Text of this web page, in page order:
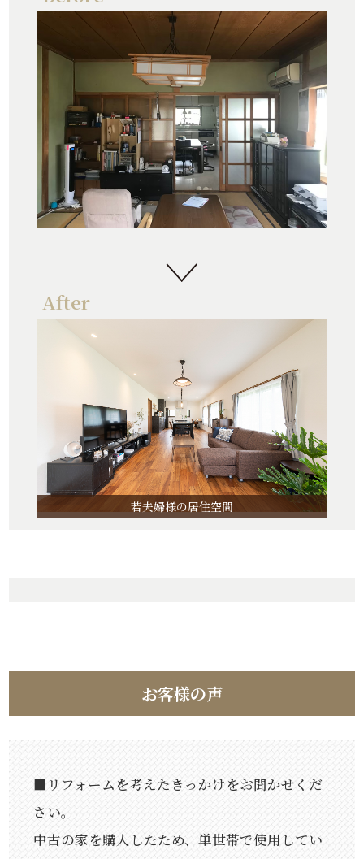
若夫婦様の居住空間
お客様の声
■リフォームを考えたきっかけをお聞かせくだ
さい。
中古の家を購入したため、単世帯で使用してい